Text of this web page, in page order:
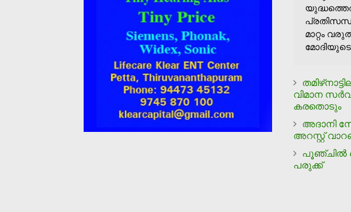
മാറ്റം
മോദിയുടെ
വിമാന
കരതൊടും
അദാനി
അറസ്റ്റ്
പൂഞ്ചില്‍
പരുക്ക്